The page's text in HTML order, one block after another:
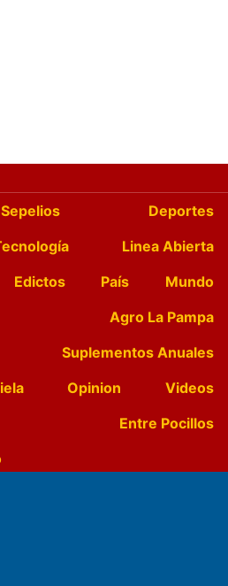
Sepelios
Deportes
Linea Abierta
Edictos País
Mundo
Agro La Pampa
Suplementos Anuales
Opinion
Videos
Entre Pocillos